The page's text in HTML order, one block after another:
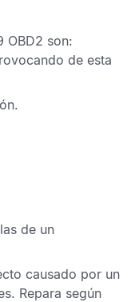
OBD2 son:
de esta
de un
causado por un
Repara según